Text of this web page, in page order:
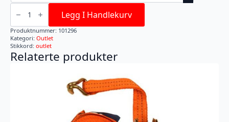
HALTEN
EXTREME
EN20471
KLASSE
3
GUL/SVART
antall
Legg I Handlekurv
Produktnummer: 101296
Kategori: Outlet
Stikkord: outlet
Relaterte produkter